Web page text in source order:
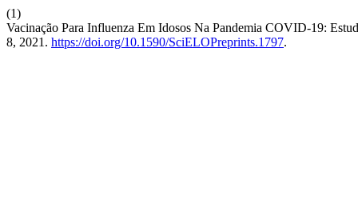
(1)
Vacinação Para Influenza Em Idosos Na Pandemia COVID-19:
8, 2021. https://doi.org/10.1590/SciELOPreprints.1797.